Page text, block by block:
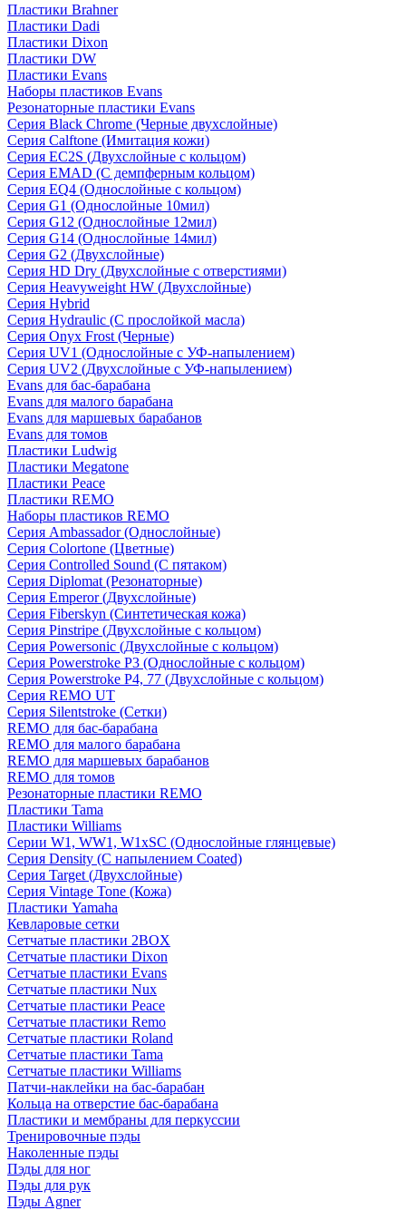
Пластики Brahner
Пластики Dadi
Пластики Dixon
Пластики DW
Пластики Evans
Наборы пластиков Evans
Резонаторные пластики Evans
Серия Black Chrome (Черные двухслойные)
Серия Calftone (Имитация кожи)
Серия EC2S (Двухслойные с кольцом)
Серия EMAD (С демпферным кольцом)
Серия EQ4 (Однослойные с кольцом)
Серия G1 (Однослойные 10мил)
Серия G12 (Однослойные 12мил)
Серия G14 (Однослойные 14мил)
Серия G2 (Двухслойные)
Серия HD Dry (Двухслойные с отверстиями)
Серия Heavyweight HW (Двухслойные)
Серия Hybrid
Серия Hydraulic (С прослойкой масла)
Серия Onyx Frost (Черные)
Серия UV1 (Однослойные с УФ-напылением)
Серия UV2 (Двухслойные с УФ-напылением)
Evans для бас-барабана
Evans для малого барабана
Evans для маршевых барабанов
Evans для томов
Пластики Ludwig
Пластики Megatone
Пластики Peace
Пластики REMO
Наборы пластиков REMO
Серия Ambassador (Однослойные)
Серия Colortone (Цветные)
Серия Controlled Sound (С пятаком)
Серия Diplomat (Резонаторные)
Серия Emperor (Двухслойные)
Серия Fiberskyn (Синтетическая кожа)
Серия Pinstripe (Двухслойные с кольцом)
Серия Powersonic (Двухслойные с кольцом)
Серия Powerstroke P3 (Однослойные с кольцом)
Серия Powerstroke P4, 77 (Двухслойные с кольцом)
Серия REMO UT
Серия Silentstroke (Сетки)
REMO для бас-барабана
REMO для малого барабана
REMO для маршевых барабанов
REMO для томов
Резонаторные пластики REMO
Пластики Tama
Пластики Williams
Серии W1, WW1, W1xSC (Однослойные глянцевые)
Серия Density (C напылением Coated)
Серия Target (Двухслойные)
Серия Vintage Tone (Кожа)
Пластики Yamaha
Кевларовые сетки
Сетчатые пластики 2BOX
Сетчатые пластики Dixon
Сетчатые пластики Evans
Сетчатые пластики Nux
Сетчатые пластики Peace
Сетчатые пластики Remo
Сетчатые пластики Roland
Сетчатые пластики Tama
Сетчатые пластики Williams
Патчи-наклейки на бас-барабан
Кольца на отверстие бас-барабана
Пластики и мембраны для перкуссии
Тренировочные пэды
Наколенные пэды
Пэды для ног
Пэды для рук
Пэды Agner